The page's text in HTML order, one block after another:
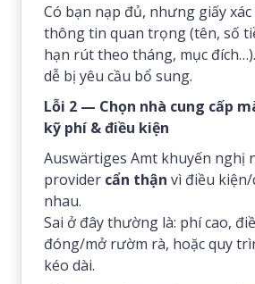
Có bạn nạp đủ, nhưng giấy
thông tin quan trọng (tên, số
hạn rút theo tháng, mục
dễ bị yêu cầu bổ sung.
Lỗi 2 — Chọn nhà cung cấp
kỹ phí & điều kiện
Auswärtiges Amt khuyến nghị
provider cẩn thận vì điều
nhau.
Sai ở đây thường là: phí cao,
đóng/mở rườm rà, hoặc quy
kéo dài.